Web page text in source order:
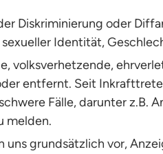
Diskriminierung oder
sexueller Identität,
volksverhetzende,
entfernt. Seit
Fälle, darunter z.B.
melden.
uns grundsätzlich vor,